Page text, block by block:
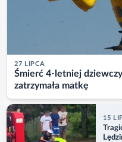
27 LIPCA
Śmierć 4-letniej
zatrzymała matkę
15